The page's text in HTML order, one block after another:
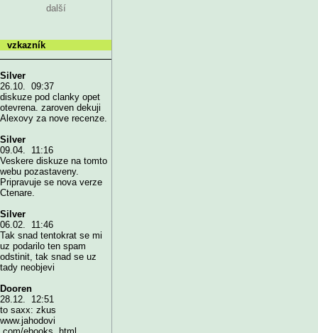
další
vzkazník
Silver
26.10. 09:37
diskuze pod clanky opet
otevrena. zaroven dekuji
Alexovy za nove recenze.
Silver
09.04. 11:16
Veskere diskuze na tomto
webu pozastaveny.
Pripravuje se nova verze
Ctenare.
Silver
06.02. 11:46
Tak snad tentokrat se mi
uz podarilo ten spam
odstinit, tak snad se uz
tady neobjevi
Dooren
28.12. 12:51
to saxx: zkus
www.jahodovi